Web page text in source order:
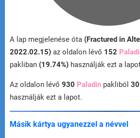
A lap megjelenése óta (Fractured in
2022.02.15) az oldalon lévő 152
pakliban (19.74%) használják ezt a
Az oldalon lévő 930 Paladin pakliból 30
használják ezt a lapot.
Másik kártya ugyanezzel a névvel